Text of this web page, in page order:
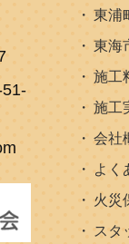
東浦
東海
施工
施工
会社
よく
火災
スタ